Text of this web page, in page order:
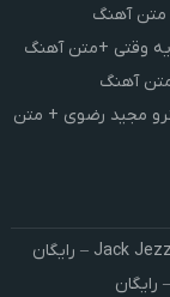
متن آهنگ
یه وقتی +متن آهنگ
آهنگ
مجید رضوی + متن